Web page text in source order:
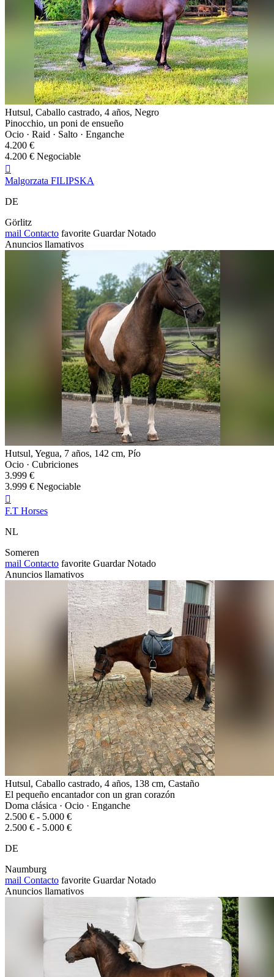
Hutsul, Caballo castrado, 4 años, Negro
Pinocchio, un poni de ensueño
Ocio · Raid · Salto · Enganche
4.200 €
4.200 € Negociable

Malgorzata FILIPSKA
DE
Görlitz
mail Contacto favorite Guardar Notado
Anuncios llamativos
Hutsul, Yegua, 7 años, 142 cm, Pío
Ocio · Cubriciones
3.999 €
3.999 € Negociable

F.T Horses
NL
Someren
mail Contacto favorite Guardar Notado
Anuncios llamativos
Hutsul, Caballo castrado, 4 años, 138 cm, Castaño
El pequeño encantador con un gran corazón
Doma clásica · Ocio · Enganche
2.500 € - 5.000 €
2.500 € - 5.000 €
DE
Naumburg
mail Contacto favorite Guardar Notado
Anuncios llamativos